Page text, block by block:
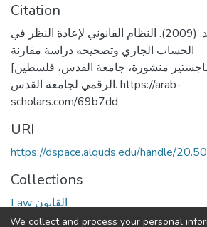
Citation
المصري، هبة محمد. (2009). النظام القانوني لإعادة النظر في
الحساب الجاري وتصحيحه دراسة مقارنة
[رسالة ماجستير منشورة، جامعة القدس، فلسطين]. المستودع
الرقمي لجامعة القدس. https://arab-
scholars.com/69b7dd
URI
https://dspace.alquds.edu/handle/
Collections
Law القانون
We collect and process your personal